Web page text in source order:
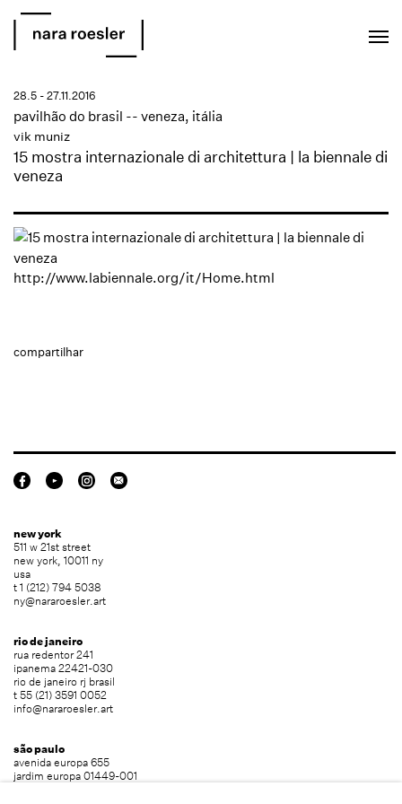
15 mostra internazionale di architettura | la biennale di
veneza
vik muniz
pavilhão do brasil -- veneza, itália
28.5 - 27.11.2016
http://www.labiennale.org/it/Home.html
compartilhar
new york
511 w 21st street
new york, 10011 ny
usa
t 1 (212) 794 5038
ny@nararoesler.art
rio de janeiro
rua redentor 241
ipanema 22421-030
rio de janeiro rj brasil
t 55 (21) 3591 0052
info@nararoesler.art
são paulo
avenida europa 655
jardim europa 01449-001